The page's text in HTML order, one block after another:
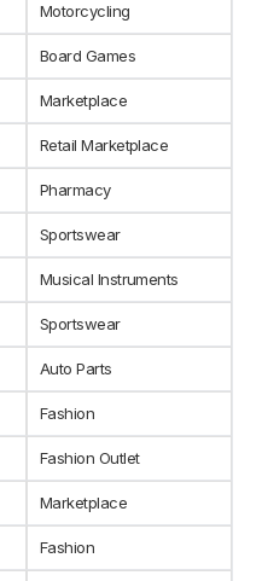
Motorcycling
Board Games
Marketplace
Retail Marketplace
Pharmacy
Sportswear
Musical Instruments
Sportswear
Auto Parts
Fashion
Fashion Outlet
Marketplace
Fashion